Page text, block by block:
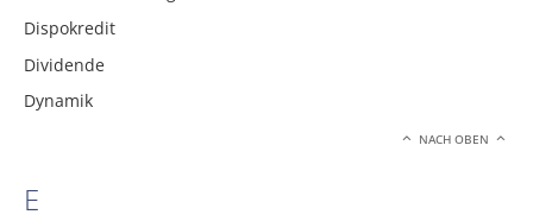
Dispokredit
Dividende
Dynamik
NACH OBEN
E